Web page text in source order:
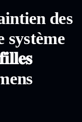
des
système